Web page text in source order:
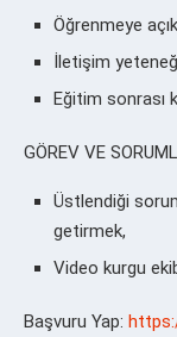
Öğrenmeye
İletişim
Eğitim sonrası
GÖREV VE
Üstlendiği
getirmek,
Video kurgu
Başvuru Yap: